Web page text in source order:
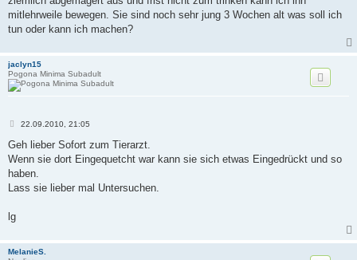
mitlehrweile bewegen. Sie sind noch sehr jung 3 Wochen alt was soll ich
tun oder kann ich machen?
jaclyn15
Pogona Minima Subadult
B
i
r
a
22.09.2010, 21:05
Geh lieber Sofort zum Tierarzt.
Wenn sie dort Eingequetcht war kann sie sich etwas Eingedrückt und so
haben.
Lass sie lieber mal Untersuchen.
lg
MelanieS.